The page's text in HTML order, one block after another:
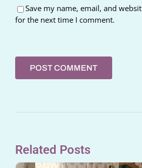
Save my name, email, and
for the next time I comment.
Related Posts